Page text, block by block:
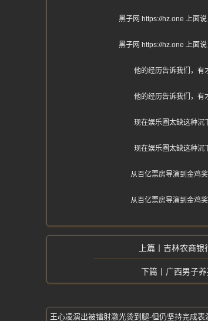
黑子网 https://hz.one 上面
黑子网 https://hz.one 上面
他的经历告诉我们，有
他的经历告诉我们，有
现在娱乐圈太缺这种沉
现在娱乐圈太缺这种沉
从百亿票房导演到金鸡
从百亿票房导演到金鸡
吉林农商银
广西男子
王心凌演出被镭射激光烫到腿-但仍坚持完成表